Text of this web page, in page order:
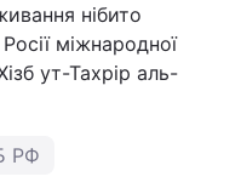
нібито
міжнародної
ут-Тахрір аль-
РФ